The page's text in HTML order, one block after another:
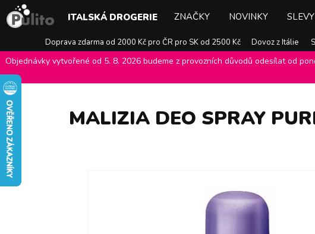
Doprava zdarma od 2000 Kč pro ČR pro SK od 2500 Kč Dovoz z Itálie
ITALSKÁ DROGERIE ZNAČKY NOVINKY
Objednávky vytvořené od 5. 8. 2026 budeme z provozních důvodů odesílat od
E-shop Pulito Deodoranty a antiperspiranty
MALIZIA DEO SPRAY